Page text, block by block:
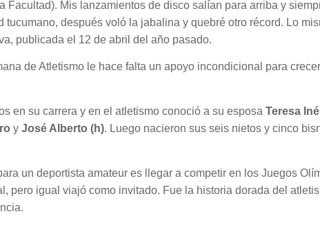
Facultad). Mis lanzamientos de disco salían para arriba y
tucumano, después voló la jabalina y quebré otro récord. Lo
publicada el 12 de abril del año pasado.
de Atletismo le hace falta un apoyo incondicional para
en su carrera y en el atletismo conoció a su esposaTeresa
yJosé Alberto (h). Luego nacieron sus seis nietos y cinco
un deportista amateur es llegar a competir en los Juegos
pero igual viajó como invitado. Fue la historia dorada del